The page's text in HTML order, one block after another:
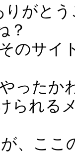
がと
？
のサイ
ったか
られる
、ここ